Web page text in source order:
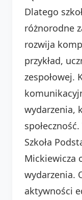
Dlatego
różnorodne
rozwija
przykład,
zespołowej.
wydarzenia,
Szkoła
Mickiewicza
wydarzenia.
aktywności